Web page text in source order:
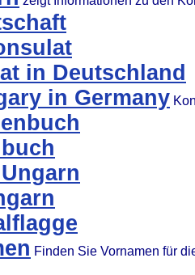
in Deutschland
in Germany
Finden Sie Vornamen für